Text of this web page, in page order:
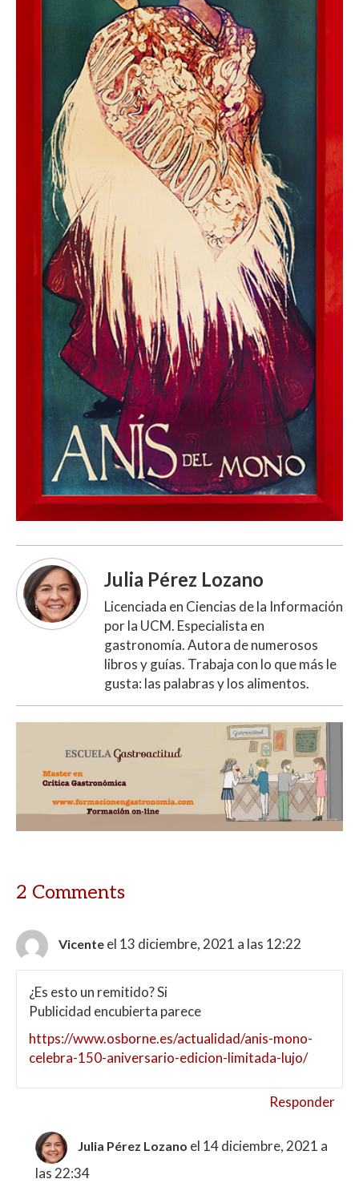
Julia Pérez Lozano
Licenciada en Ciencias de la Información
por la UCM. Especialista en
gastronomía. Autora de numerosos
libros y guías. Trabaja con lo que más le
gusta: las palabras y los alimentos.
2 Comments
Vicente el 13 diciembre, 2021 a las 12:22
¿Es esto un remitido? Si
Publicidad encubierta parece
https://www.osborne.es/actualidad/anis-mono-
celebra-150-aniversario-edicion-limitada-lujo/
Responder
Julia Pérez Lozano el 14 diciembre, 2021 a
las 22:34